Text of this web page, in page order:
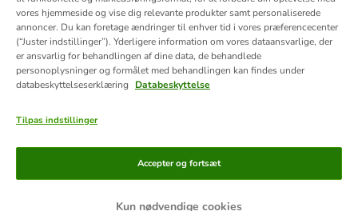
Betalingsformer
vores hjemmeside og vise dig relevante produkter samt personaliserede
annoncer. Du kan foretage ændringer til enhver tid i vores præferencecenter
(“Juster indstillinger”). Yderligere information om vores dataansvarlige, der
er ansvarlig for behandlingen af ​​dine data, de behandlede
personoplysninger og formålet med behandlingen kan findes under
databeskyttelseserklæring
Databeskyttelse
Tilpas indstillinger
Kun nødvendige cookies
Accepter og fortsæt